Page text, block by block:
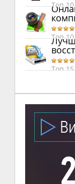
Топ
Топ
Топ